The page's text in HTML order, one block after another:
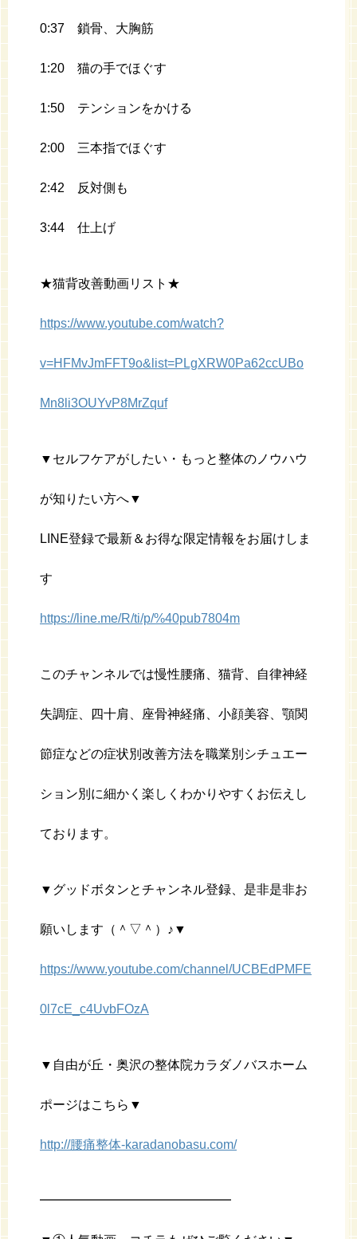
0:37 鎖骨、大胸筋
1:20 猫の手でほぐす
1:50 テンションをかける
2:00 三本指でほぐす
2:42 反対側も
3:44 仕上げ
★猫背改善動画リスト★
https://www.youtube.com/watch?
v=HFMvJmFFT9o&list=PLgXRW0Pa62ccUBo
Mn8li3OUYvP8MrZquf
▼セルフケアがしたい・もっと整体のノウハウ
が知りたい方へ▼
LINE登録で最新＆お得な限定情報をお届けしま
す
https://line.me/R/ti/p/%40pub7804m
このチャンネルでは慢性腰痛、猫背、自律神経
失調症、四十肩、座骨神経痛、小顔美容、顎関
節症などの症状別改善方法を職業別シチュエー
ション別に細かく楽しくわかりやすくお伝えし
ております。
▼グッドボタンとチャンネル登録、是非是非お
願いします（＾▽＾）♪▼
https://www.youtube.com/channel/UCBEdPMFE
0l7cE_c4UvbFOzA
▼自由が丘・奥沢の整体院カラダノバスホーム
ポージはこちら▼
http://腰痛整体-karadanobasu.com/
━━━━━━━━━━━━━━━